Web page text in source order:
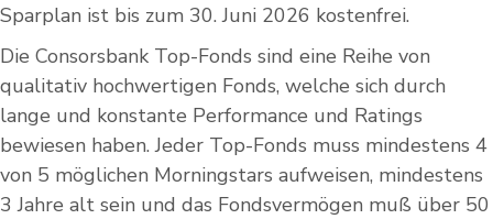
Sparplan ist bis zum 30. Juni 2026 kostenfrei.
Die Consorsbank Top-Fonds sind eine Reihe von
qualitativ hochwertigen Fonds, welche sich durch
lange und konstante Performance und Ratings
bewiesen haben. Jeder Top-Fonds muss mindestens 4
von 5 möglichen Morningstars aufweisen, mindestens
3 Jahre alt sein und das Fondsvermögen muß über 50